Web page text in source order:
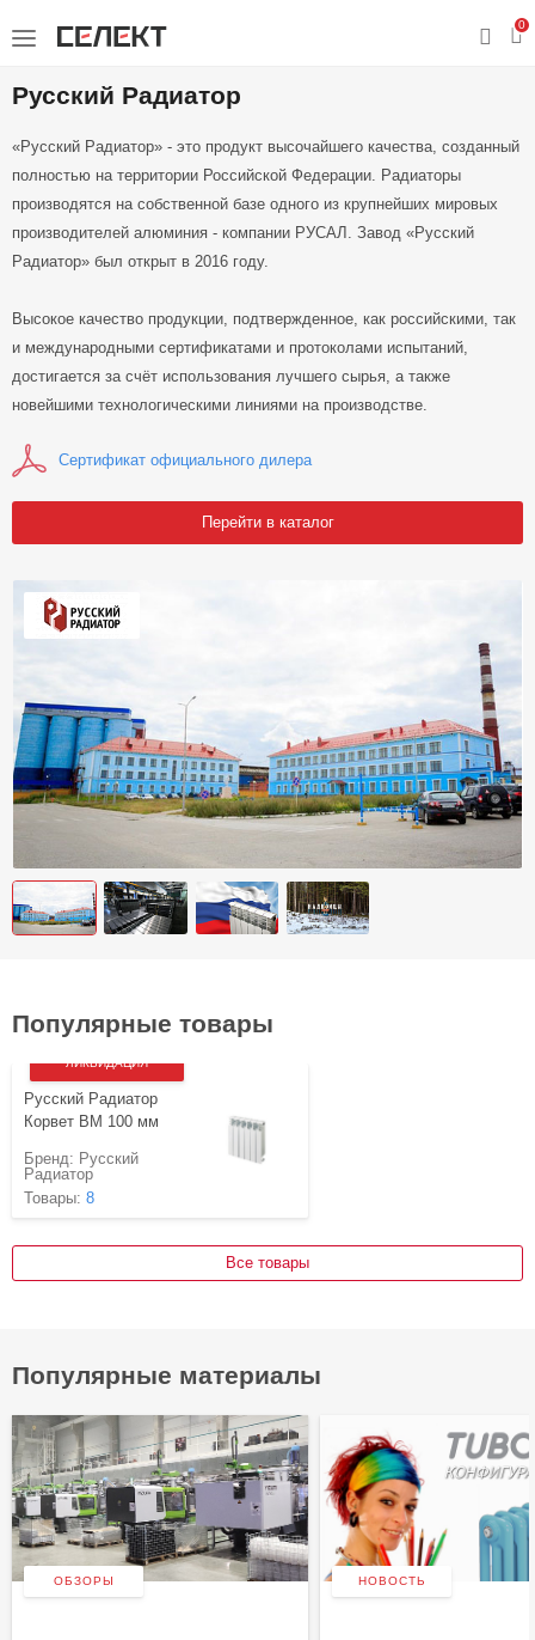
0
Русский Радиатор
«Русский Радиатор» - это продукт высочайшего качества, созданный
полностью на территории Российской Федерации. Радиаторы
производятся на собственной базе одного из крупнейших мировых
производителей алюминия - компании РУСАЛ. Завод «Русский
Радиатор» был открыт в 2016 году.
Высокое качество продукции, подтвержденное, как российскими, так
и международными сертификатами и протоколами испытаний,
достигается за счёт использования лучшего сырья, а также
новейшими технологическими линиями на производстве.
Сертификат официального дилера
Перейти в каталог
Популярные товары
ЛИКВИДАЦИЯ
Русский Радиатор
Корвет BM 100 мм
Бренд: Русский
Радиатор
Товары: 8
Все товары
Популярные материалы
ОБЗОРЫ НОВОСТЬ